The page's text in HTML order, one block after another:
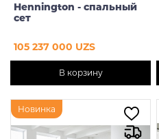
Hennington - спальный
сет
105 237 000 UZS
В корзину
Новинка